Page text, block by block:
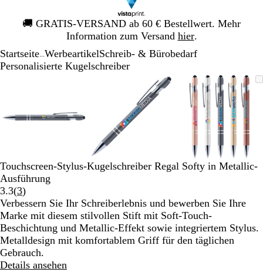
🚚 GRATIS-VERSAND ab 60 € Bestellwert. Mehr
Information zum Versand hier.
Galeriebild
1
Startseite WerbeartikelSchreib- & Bürobedarf
Personalisierte Kugelschreiber
Vergrößer-/verkleinerbares
Tasten
zum
Zoomen
die
Pfeiltasten
zum
Schwenken.
Vergrößer-/verkleinerbares
Bild
Minimum
Klicken
zum
Vergrößern
Verwenden
die
Tasten
zum
die
Pfeiltasten
zum
Schwenken.
Bild
Zoom
auf
Minimum
Klicken
zum
Sie
die
Tasten
+
-
zum
die
zum
3
Touchscreen-Stylus-Kugelschreiber Regal Softy in Metallic-
Ausführung
3.3(3Bewertungen
3
lesen
)
Verbessern Sie Ihr Schreiberlebnis und bewerben Sie Ihre
Marke mit diesem stilvollen Stift mit Soft-Touch-
Beschichtung und Metallic-Effekt sowie integriertem Stylus.
Metalldesign mit komfortablem Griff für den täglichen
Gebrauch.
Details ansehen